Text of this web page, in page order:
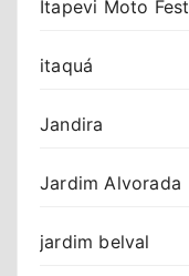
Itapevi Moto Fest
itaquá
Jandira
Jardim Alvorada
jardim belval